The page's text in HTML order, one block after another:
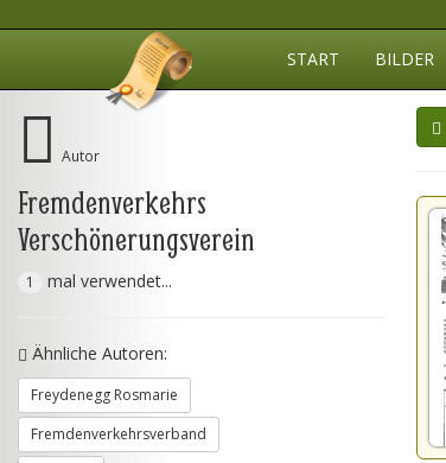
START BILDER
Autor
Fremdenverkehrs
Verschönerungsverein
1 mal verwendet...
Ähnliche Autoren:
Freydenegg Rosmarie
Fremdenverkehrsverband